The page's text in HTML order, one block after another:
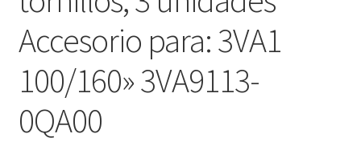
Accesorio para: 3VA1
100/160» 3VA9113-
0QA00